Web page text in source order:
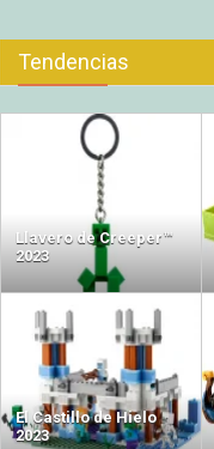
Tendencias
Llavero de Creeper™
2023
El Castillo de Hielo
2023